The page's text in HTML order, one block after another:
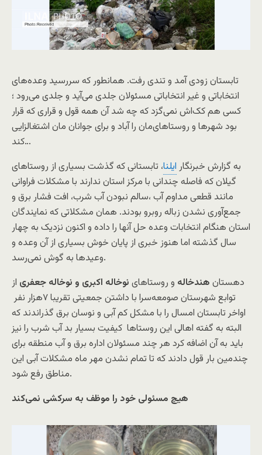
تابستان زودی آمد و تندی رفت. همانطور که سررسید وعده‌های
انتخاباتی و غیر انتخاباتی مسئولان جلدی می‌آید و جلدی می‌رود ؛
کسی هم کک‌اش نمی‌گزد که چه شد آن همه قول و قراری که قرار
بود شهرها و روستاهای‌مان را آباد و برای جوانان مان اشتغالزایی
کند…
به گزارش خبرنگار ایلنا، تابستانی که گذشت بسیاری از روستاهای
گیلان که فاصله چندانی با مرکز استان ندارند با مشکلات فراوانی
مانند قطعی مداوم آب ،سالم نبودن آب شرب، افت فشار برق و
جمع‌آوری نشدن زباله روبرو بودند. همان مشکلاتی که نمایندگان
استان هنگام انتخابات وعده حل آنها را داده و اکنون نزدیک به چهار
سال گذشته اما هنوز خبری از پایان خوش بسیاری از آن وعده‌ و
وعیدها به گوش نمی‌رسد.
دهستان هندخاله و روستاهای نوخاله اکبری و نوخاله جعفری از
توابع شهرستان صومعه‌سرا با داشتن جمعیتی تقریبا ۷هزار نفر
اواخر تابستان امسال را با مشکل کم آبی و نوسان برق گذراندند که
البته به گفته اهالی این روستاها کیفیت بسیار بد آب شرب را نیز
باید به آن اضافه کرد هر چند مسئولان اداره برق و آب منطقه برای
چندمین بار قول دادند که تا تمام نشدن مهر ماه مشکلات آبی این
مناطق رفع شود.
هیچ مسئولی خود را موظف به سرکشی نمی‌کند